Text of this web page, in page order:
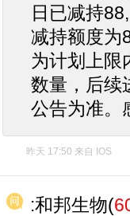
日已减持
减持额度为
为计划上限
数量，后续
公告为准。
昨天 17:50 来自 IOS
:和邦生物(